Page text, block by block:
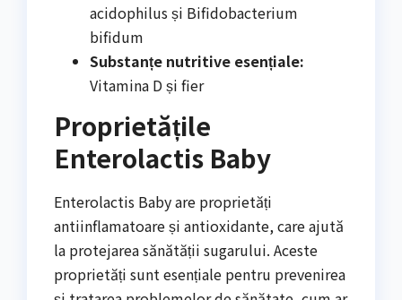
acidophilus și Bifidobacterium
bifidum
Substanțe nutritive esențiale:
Vitamina D și fier
Proprietățile
Enterolactis Baby
Enterolactis Baby are proprietăți
antiinflamatoare și antioxidante, care ajută
la protejarea sănătății sugarului. Aceste
proprietăți sunt esențiale pentru prevenirea